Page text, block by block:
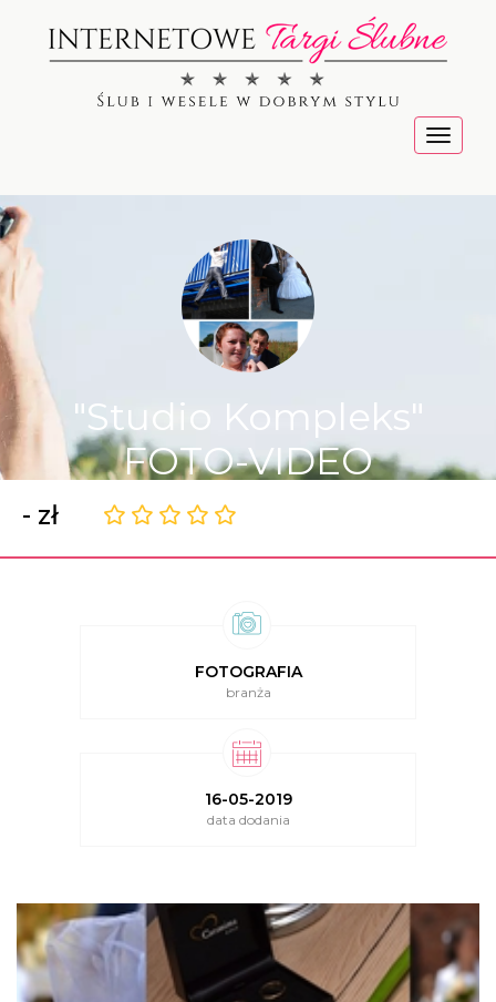
Menu
"Studio Kompleks"
FOTO-VIDEO
- zł
FOTOGRAFIA
branża
16-05-2019
data dodania